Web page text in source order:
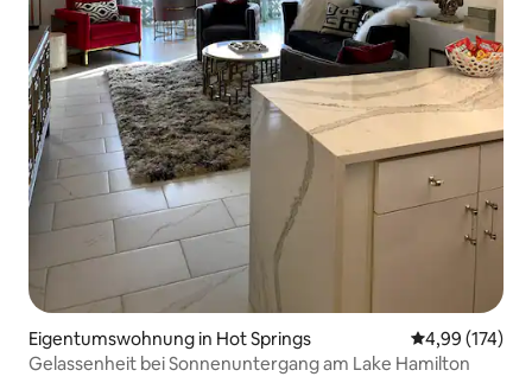
Eigentumswohnung in Hot Springs
4,99 (174)
Gelassenheit bei Sonnenuntergang am Lake Hamilton